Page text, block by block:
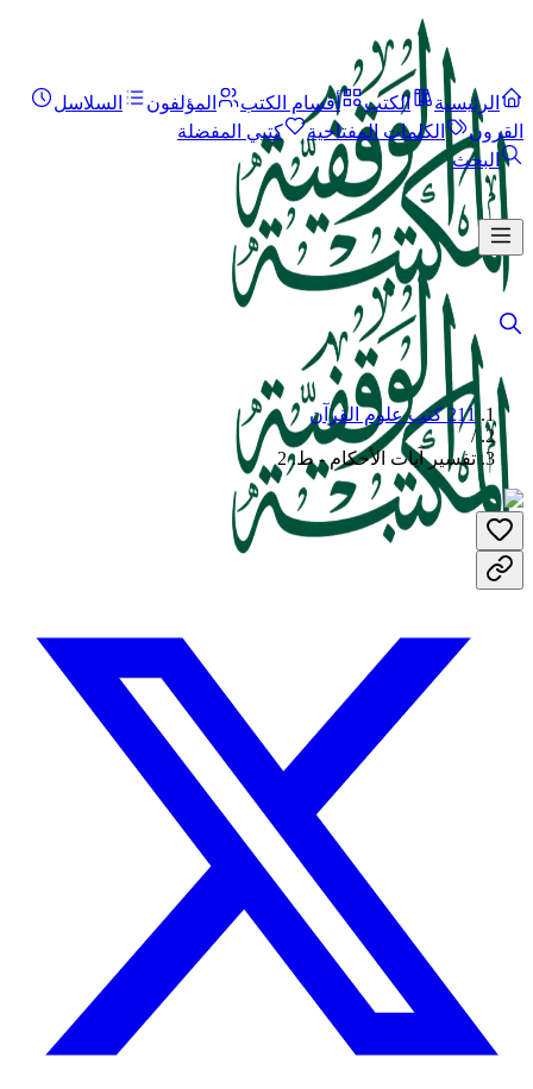
الرئيسية الكتب أقسام الكتب المؤلفون
السلاسل
القرون
الكلمات المفتاحية
كتبي المفضلة
البحث
211 كتب علوم القرآن
/
تفسير آيات الأحكام - ط. 2